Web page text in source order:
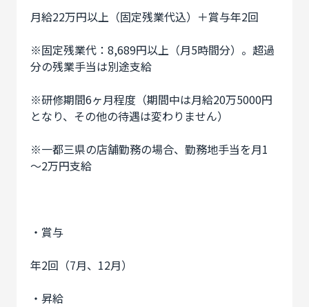
月給22万円以上（固定残業代込）＋賞与年2回
※固定残業代：8,689円以上（月5時間分）。超過
分の残業手当は別途支給
※研修期間6ヶ月程度（期間中は月給20万5000円
となり、その他の待遇は変わりません）
※一都三県の店舗勤務の場合、勤務地手当を月1
～2万円支給
・賞与
年2回（7月、12月）
・昇給